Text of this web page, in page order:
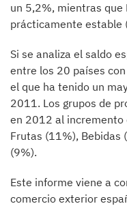
un 5,2%, mientras que
prácticamente estable
Si se analiza el saldo
entre los 20 países
el que ha tenido un
2011. Los grupos de
en 2012 al incremento
Frutas (11%), Bebidas
(9%).
Este informe viene a
comercio exterior